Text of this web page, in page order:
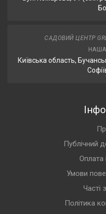
САДОВИЙ ЦЕНТР
Київська область,
Публічний
Оплата
Умови
Часті
Політика